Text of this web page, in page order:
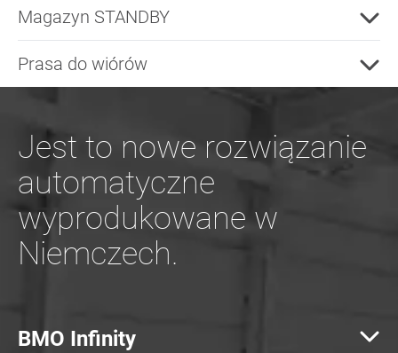
Magazyn STANDBY
Prasa do wiórów
Jest to nowe rozwiązanie
automatyczne
wyprodukowane w
Niemczech.
BMO Infinity